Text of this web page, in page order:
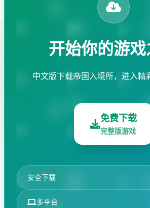
开始你的游
中文版下载帝国入境所，进入精
免费下载
完整版游戏
安全下载
多平台